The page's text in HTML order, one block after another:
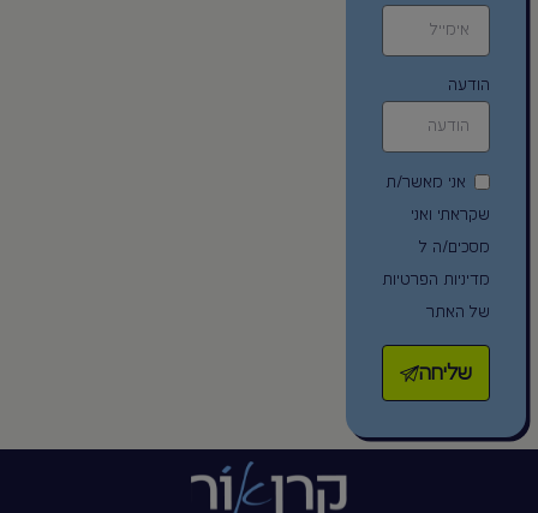
הודעה
אני מאשר/ת
שקראתי ואני
מסכים/ה ל
מדיניות הפרטיות
של האתר
שליחה